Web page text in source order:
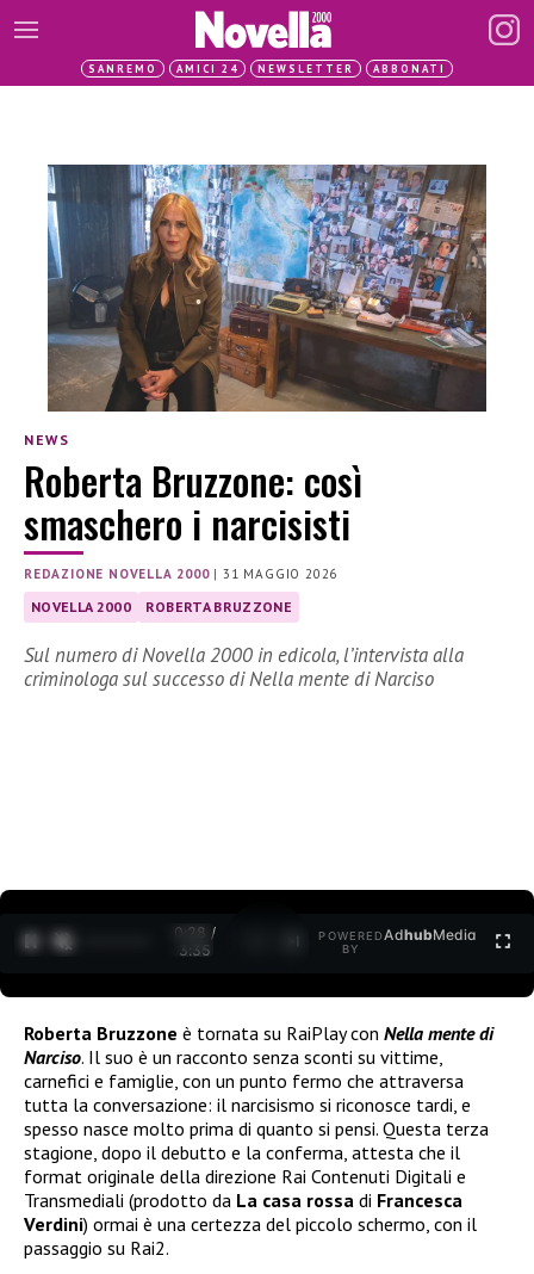
SANREMO AMICI 24 NEWSLETTER ABBONATI
NEWS
Roberta Bruzzone: così
smaschero i narcisisti
REDAZIONE NOVELLA 2000|31 MAGGIO 2026
NOVELLA 2000 ROBERTA BRUZZONE
Sul numero di Novella 2000 in edicola, l’intervista alla
criminologa sul successo di Nella mente di Narciso
0:30 /
3:35
POWERED
BY
AdhubMedia
Roberta Bruzzone è tornata su RaiPlay con Nella mente di
Narciso. Il suo è un racconto senza sconti su vittime,
carnefici e famiglie, con un punto fermo che attraversa
tutta la conversazione: il narcisismo si riconosce tardi, e
spesso nasce molto prima di quanto si pensi. Questa terza
stagione, dopo il debutto e la conferma, attesta che il
format originale della direzione Rai Contenuti Digitali e
Transmediali (prodotto da La casa rossa di Francesca
Verdini) ormai è una certezza del piccolo schermo, con il
passaggio su Rai2.